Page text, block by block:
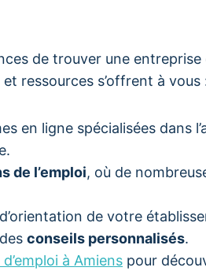
de trouver une
ressources s’offrent à vous
en ligne spécialisées dans
de l’emploi, où de
de votre
conseils personnalisés.
à Amiens pour